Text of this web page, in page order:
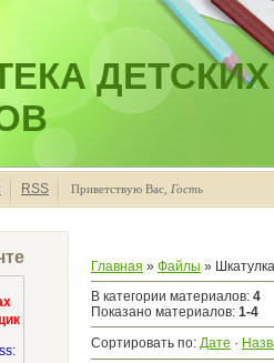
ДЕТСКИХ
RSS Приветствую Вас Гость
Главная » Файлы »
В категории материалов: 4
Показано материалов: 1-4
Сортировать по: Дате ·